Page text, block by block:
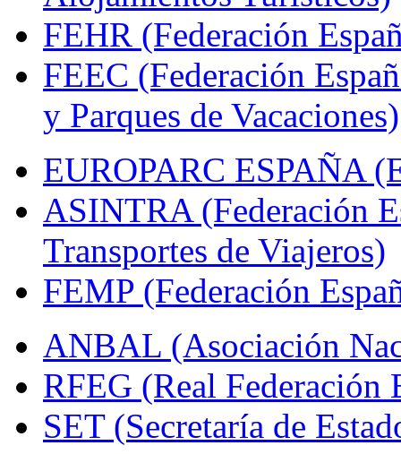
FEHR (Federación
FEEC (Federación
y Parques de Vacaciones)
EUROPARC ESPAÑA
ASINTRA (Federación
Transportes de Viajeros)
FEMP (Federación
ANBAL (Asociación
RFEG (Real Federación
SET (Secretaría de